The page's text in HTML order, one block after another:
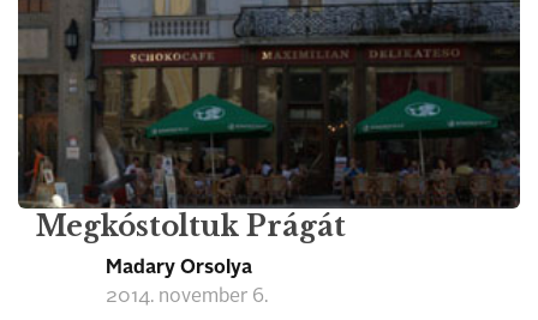
Megkóstoltuk Prágát
Madary Orsolya
2014. november 6.